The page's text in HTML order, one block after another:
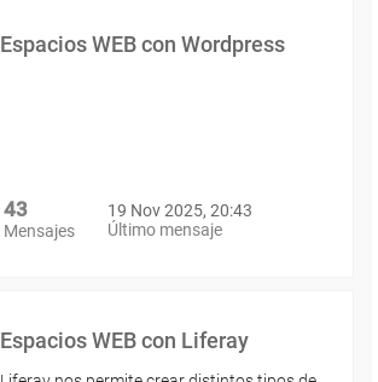
Espacios WEB con Wordpress
43
Mensajes
19 Nov 2025, 20:43
Último mensaje
Espacios WEB con Liferay